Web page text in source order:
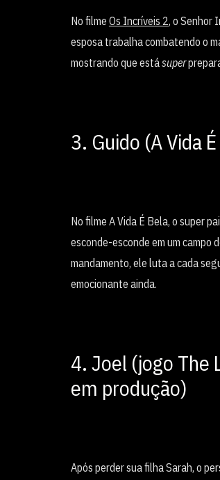
No filme Os Incríveis 2, o Senhor
esposa trabalha combatendo o
mostrando que estásuper
3. Guido (A Vida
No filme A Vida É Bela, o super
esconde-esconde em um campo
mandamento, ele luta a cada
emocionante ainda.
4. Joel (jogo The
em produção)
Após perder sua filha Sarah, o